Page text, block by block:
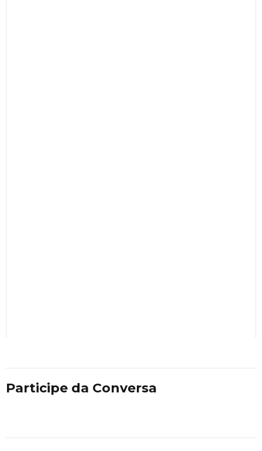
Participe da Conversa